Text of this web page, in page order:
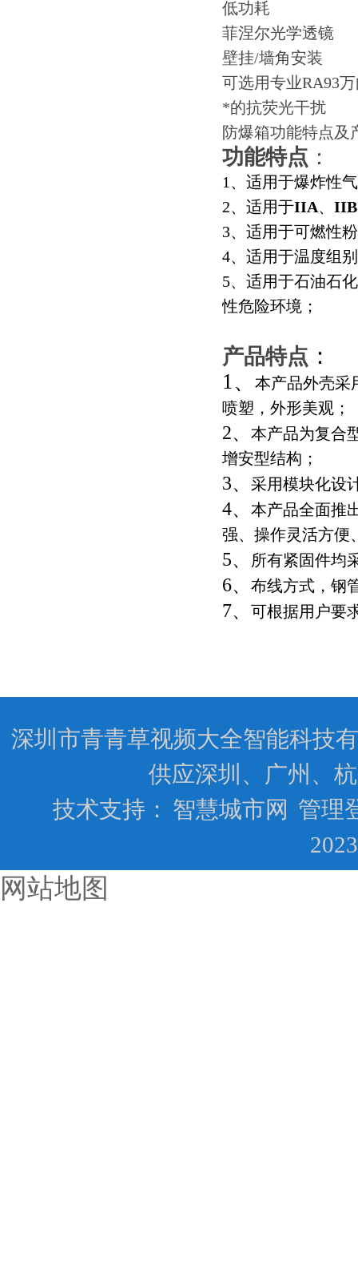
低功耗
菲涅尔光学透镜
壁挂/墙角安装
可选用专业RA93
*的抗荧光干扰
防爆箱功能特点及
功能特点 ：
1、 适用于爆炸性
2、 适用于IIA、 IIB
3、 适用于可燃性
4、 适用于温度组
5、 适用于石油石
性危险环境；
产品特点 ：
1、
本产品外壳采
喷塑，外形美观；
2、 本产品为复合
增安型结构；
3、 采用模块化设
4、 本产品全面推
强、操作灵活方便
5、 所有紧固件均
6、 布线方式，钢
7、 可根据用户要
深圳市青青草视频大全智能科技
供应深圳、广州、
技术支持： 智慧城市网 管理
网站地图